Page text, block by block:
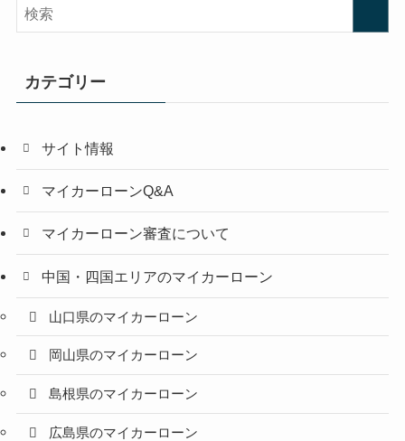
カテゴリー
サイト情報
マイカーローンQ&A
マイカーローン審査について
中国・四国エリアのマイカーローン
山口県のマイカーローン
岡山県のマイカーローン
島根県のマイカーローン
広島県のマイカーローン